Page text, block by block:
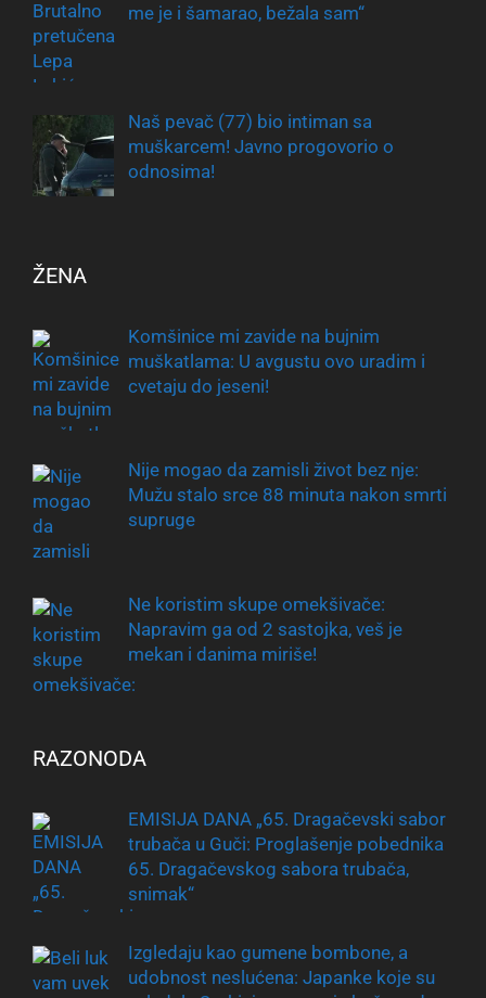
me je i šamarao, bežala sam“
Naš pevač (77) bio intiman sa
muškarcem! Javno progovorio o
odnosima!
ŽENA
Komšinice mi zavide na bujnim
muškatlama: U avgustu ovo uradim i
cvetaju do jeseni!
Nije mogao da zamisli život bez nje:
Mužu stalo srce 88 minuta nakon smrti
supruge
Ne koristim skupe omekšivače:
Napravim ga od 2 sastojka, veš je
mekan i danima miriše!
RAZONODA
EMISIJA DANA „65. Dragačevski sabor
trubača u Guči: Proglašenje pobednika
65. Dragačevskog sabora trubača,
snimak“
Izgledaju kao gumene bombone, a
udobnost neslućena: Japanke koje su